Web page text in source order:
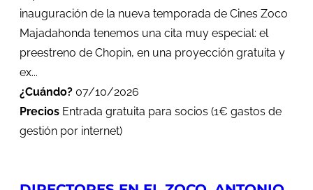
inauguración de la nueva temporada de Cines Zoco
Majadahonda tenemos una cita muy especial: el
preestreno de Chopin, en una proyección gratuita y
ex...
¿Cuándo? 07/10/2026
Precios Entrada gratuita para socios (1€ gastos de
gestión por internet)